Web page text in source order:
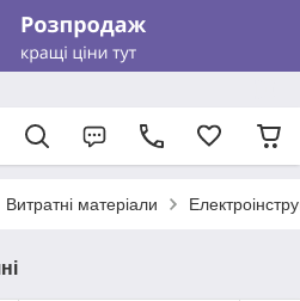
Витратні матеріали